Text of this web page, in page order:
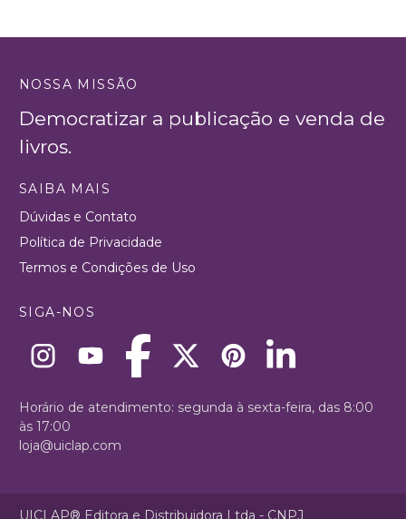
NOSSA MISSÃO
Democratizar a publicação e venda de
livros.
SAIBA MAIS
Dúvidas e Contato
Política de Privacidade
Termos e Condições de Uso
SIGA-NOS
Horário de atendimento: segunda à sexta-feira, das 8:00
às 17:00
loja@uiclap.com
UICLAP® Editora e Distribuidora Ltda - CNPJ